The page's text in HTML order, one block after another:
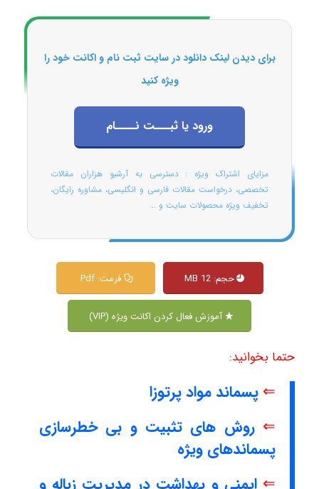
برای دیدن لینک دانلود در سایت ثبت نام و اکانت خود را
ویژه کنید
ورود یا ثبـــت نــــام
مزایای اشتراک ویژه : دسترسی به آرشیو هزاران مقالات
تخصصی، درخواست مقالات فارسی و انگلیسی، مشاوره رایگان،
تخفیف ویژه محصولات سایت و ...
حجم: 12 MB فرمت: Pdf
آموزش فعال کردن اکانت ویژه (VIP)
حتما بخوانید:
⇐ پسماند مواد پرتوزا
⇐ روش های تثبیت و بی خطرسازی
پسماندهای ویژه